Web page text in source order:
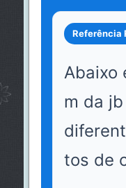
Referência
Abaixo
m da
tos de